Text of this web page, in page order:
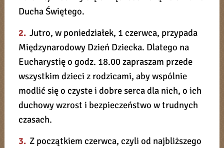
Ducha Świętego.
2. Jutro, w poniedziałek, 1 czerwca, przypada
Międzynarodowy Dzień Dziecka. Dlatego na
Eucharystię o godz. 18.00 zapraszam przede
wszystkim dzieci z rodzicami, aby wspólnie
modlić się o czyste i dobre serca dla nich, o ich
duchowy wzrost i bezpieczeństwo w trudnych
czasach.
3. Z początkiem czerwca, czyli od najbliższego